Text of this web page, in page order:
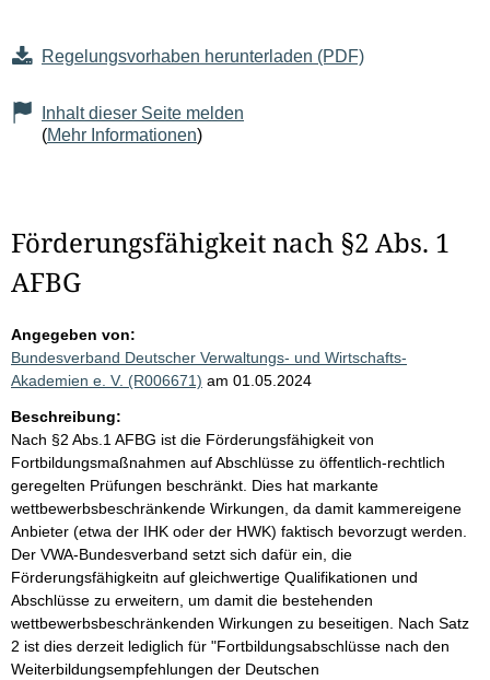
Regelungsvorhaben herunterladen (PDF)
Inhalt dieser Seite melden
(Mehr Informationen)
Förderungsfähigkeit nach §2 Abs. 1
AFBG
Angegeben von:
Bundesverband Deutscher Verwaltungs- und Wirtschafts-
Akademien e. V. (R006671) am 01.05.2024
Beschreibung:
Nach §2 Abs.1 AFBG ist die Förderungsfähigkeit von
Fortbildungsmaßnahmen auf Abschlüsse zu öffentlich-rechtlich
geregelten Prüfungen beschränkt. Dies hat markante
wettbewerbsbeschränkende Wirkungen, da damit kammereigene
Anbieter (etwa der IHK oder der HWK) faktisch bevorzugt werden.
Der VWA-Bundesverband setzt sich dafür ein, die
Förderungsfähigkeitn auf gleichwertige Qualifikationen und
Abschlüsse zu erweitern, um damit die bestehenden
wettbewerbsbeschränkenden Wirkungen zu beseitigen. Nach Satz
2 ist dies derzeit lediglich für "Fortbildungsabschlüsse nach den
Weiterbildungsempfehlungen der Deutschen